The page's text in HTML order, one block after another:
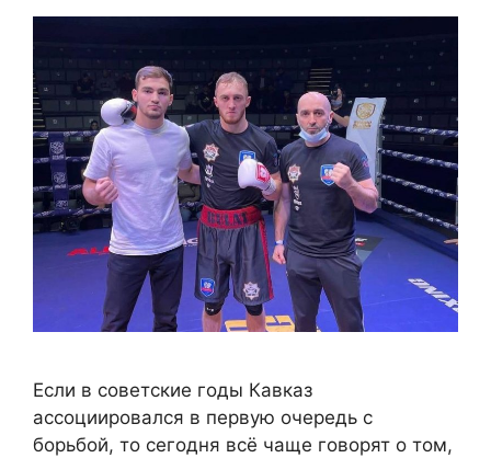
Если в советские годы Кавказ
ассоциировался в первую очередь с
борьбой, то сегодня всё чаще говорят о том,